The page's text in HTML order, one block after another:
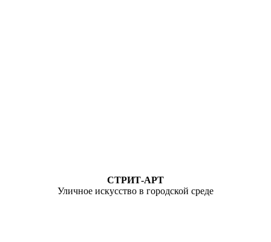
СТРИТ-АРТ
Уличное искусство в городской среде